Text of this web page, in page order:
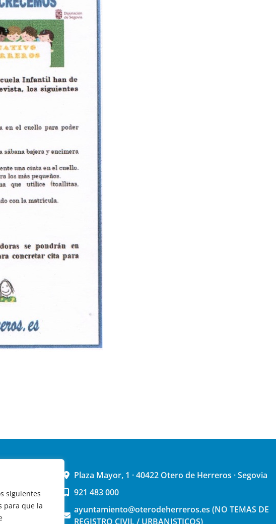
siguientes
para que la
Plaza Mayor, 1 · 40422 Otero de Herreros · Segovia
921 483 000
ayuntamiento@oterodeherreros.es (NO TEMAS DE
REGISTRO CIVIL / URBANISTICOS)